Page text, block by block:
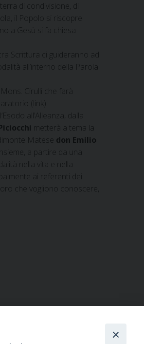
di condivisione, di
il Popolo si riscopre
a Gesù si fa chiesa
Scrittura ci guideranno ad
all’interno della Parola
Cirulli che farà
(link).
all’Alleanza, dalla
metterà a tema la
Matese don Emilio
a partire da una
nella vita e nella
ai referenti dei
che vogliono conoscere,